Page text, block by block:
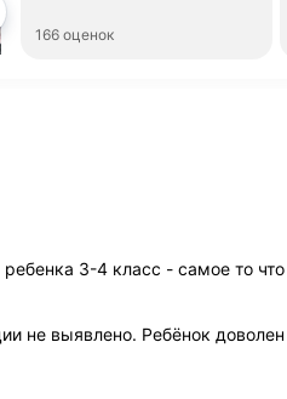
166 оценок
3-4 класс - самое то что
не выявлено. Ребёнок доволен